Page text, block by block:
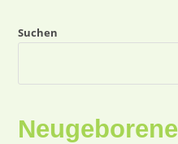
Suchen
Neugeborene